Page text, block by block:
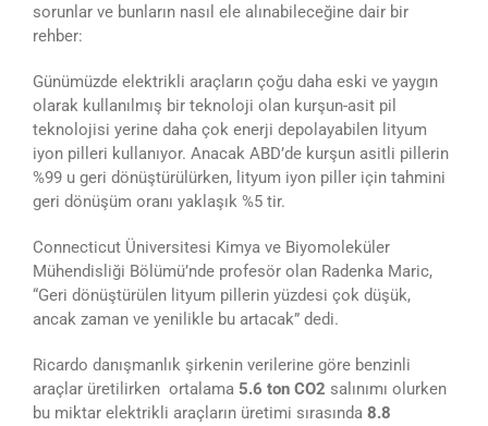
sorunlar ve bunların nasıl ele alınabileceğine dair bir
rehber:
Günümüzde elektrikli araçların çoğu daha eski ve yaygın
olarak kullanılmış bir teknoloji olan kurşun-asit pil
teknolojisi yerine daha çok enerji depolayabilen lityum
iyon pilleri kullanıyor. Anacak ABD’de kurşun asitli pillerin
%99 u geri dönüştürülürken, lityum iyon piller için tahmini
geri dönüşüm oranı yaklaşık %5 tir.
Connecticut Üniversitesi Kimya ve Biyomoleküler
Mühendisliği Bölümü’nde profesör olan Radenka Maric,
“Geri dönüştürülen lityum pillerin yüzdesi çok düşük,
ancak zaman ve yenilikle bu artacak” dedi.
Ricardo danışmanlık şirkenin verilerine göre benzinli
araçlar üretilirken ortalama 5.6 ton CO2 salınımı olurken
bu miktar elektrikli araçların üretimi sırasında 8.8